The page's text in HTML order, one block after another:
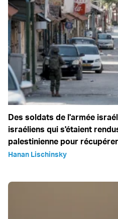
Des soldats de l'armée
israéliens qui s'étaient
palestinienne pour
Hanan Lischinsky